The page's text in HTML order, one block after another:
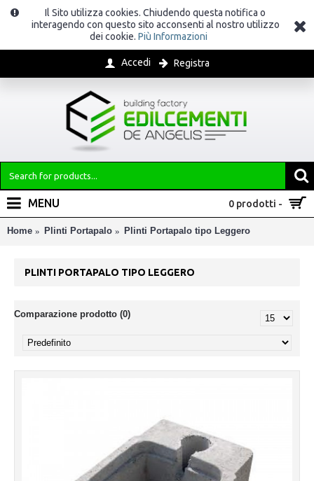
Il Sito utilizza cookies. Chiudendo questa notifica o
interagendo con questo sito acconsenti al nostro utilizzo
dei cookie. Più Informazioni
Accedi Registra
0 prodotti -
MENU
Home Plinti Portapalo Plinti Portapalo tipo Leggero
PLINTI PORTAPALO TIPO LEGGERO
Comparazione prodotto (0)